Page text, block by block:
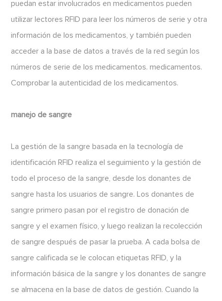
puedan estar involucrados en medicamentos pueden
utilizar lectores RFID para leer los números de serie y otra
información de los medicamentos, y también pueden
acceder a la base de datos a través de la red según los
números de serie de los medicamentos. medicamentos.
Comprobar la autenticidad de los medicamentos.
manejo de sangre
La gestión de la sangre basada en la tecnología de
identificación RFID realiza el seguimiento y la gestión de
todo el proceso de la sangre, desde los donantes de
sangre hasta los usuarios de sangre. Los donantes de
sangre primero pasan por el registro de donación de
sangre y el examen físico, y luego realizan la recolección
de sangre después de pasar la prueba. A cada bolsa de
sangre calificada se le colocan etiquetas RFID, y la
información básica de la sangre y los donantes de sangre
se almacena en la base de datos de gestión. Cuando la